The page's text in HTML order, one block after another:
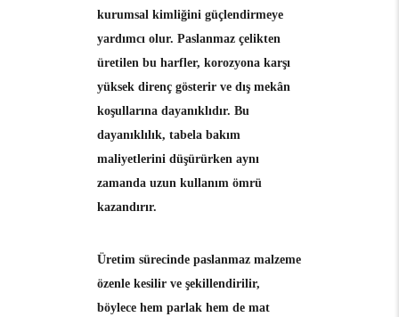
kurumsal kimliğini güçlendirmeye
yardımcı olur. Paslanmaz çelikten
üretilen bu harfler, korozyona karşı
yüksek direnç gösterir ve dış mekân
koşullarına dayanıklıdır. Bu
dayanıklılık, tabela bakım
maliyetlerini düşürürken aynı
zamanda uzun kullanım ömrü
kazandırır.
Üretim sürecinde paslanmaz malzeme
özenle kesilir ve şekillendirilir,
böylece hem parlak hem de mat